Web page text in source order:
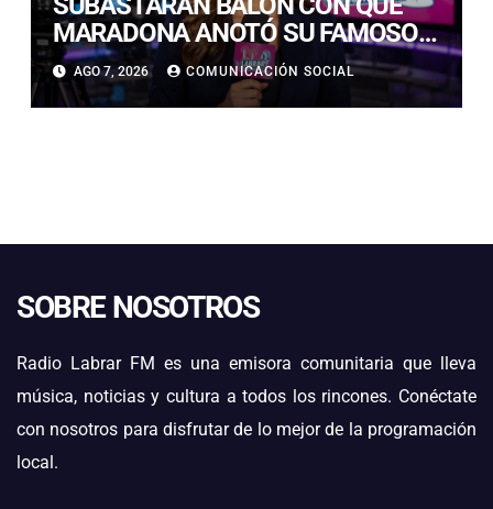
MARADONA ANOTÓ SU FAMOSO
GOL DE “LA MANO DE DIOS”: ESTE
ES EL VALOR QUE PODRÍA
SUPERAR LA VENTA
AGO 7, 2026 COMUNICACIÓN SOCIAL
SOBRE NOSOTROS
Radio Labrar FM es una emisora comunitaria que lleva
música, noticias y cultura a todos los rincones. Conéctate
con nosotros para disfrutar de lo mejor de la programación
local.